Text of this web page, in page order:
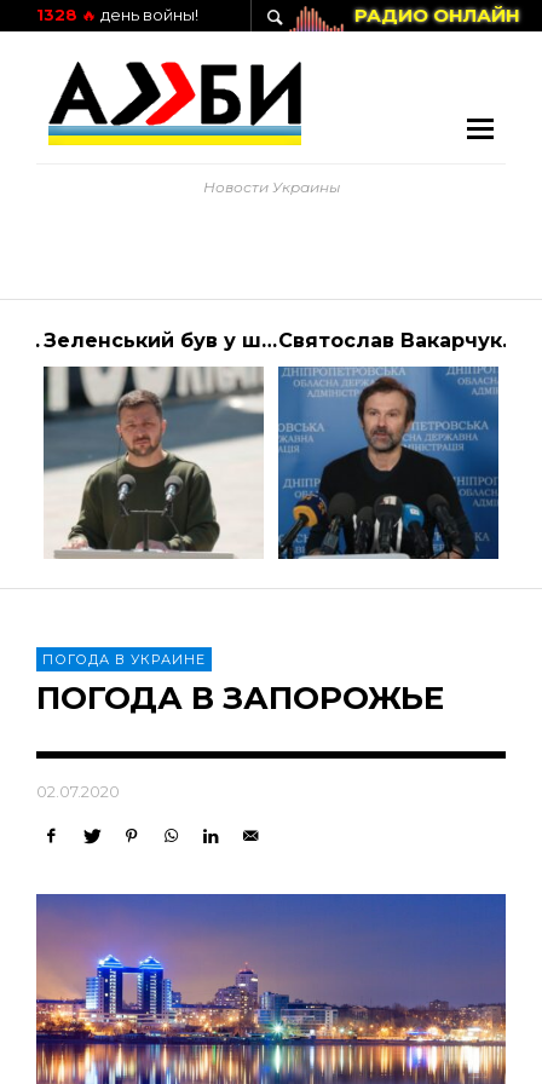
РАДИО ОНЛАЙН
1328 🔥 день войны!
Новости Украины
Избитый в Запорожье боец Азова умер в больнице, так и не выйдя из комы | Алиби Зеленський був у штабі 29 квітня – слухав доповідь про обмін полоненими з Росією Святослав Вакарчук розповів про реалії України та згуртованість нації |
ПОГОДА В УКРАИНЕ
ПОГОДА В ЗАПОРОЖЬЕ
02.07.2020